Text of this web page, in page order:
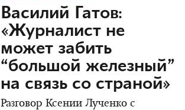
Василий Гатов:
«Журналист не
может забить
“большой железный”
на связь со страной»
Разговор Ксении Лученко с